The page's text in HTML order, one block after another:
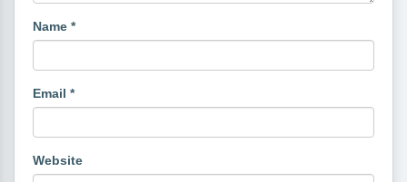
Name *
Email *
Website